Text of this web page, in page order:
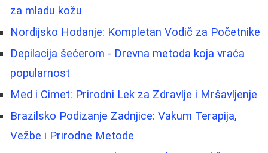
za mladu kožu
Nordijsko Hodanje: Kompletan Vodič za Početnike
Depilacija šećerom - Drevna metoda koja vraća
popularnost
Med i Cimet: Prirodni Lek za Zdravlje i Mršavljenje
Brazilsko Podizanje Zadnjice: Vakum Terapija,
Vežbe i Prirodne Metode